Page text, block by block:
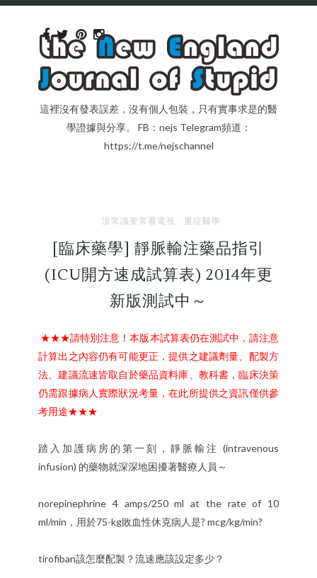
這裡沒有發表誤差，沒有個人包裝，只有實事求是的醫
學證據與分享。 FB：nejs Telegram頻道：
https://t.me/nejschannel
沒常識要常看電視 重症醫學
[臨床藥學] 靜脈輸注藥品指引
(ICU開方速成試算表) 2014年更
新版測試中～
★★★請特別注意！本版本試算表仍在測試中，請注意
計算出之內容仍有可能更正，提供之建議劑量、配製方
法、建議流速皆取自於藥品資料庫、教科書，臨床決策
仍需跟據病人實際狀況考量，在此所提供之資訊僅供參
考用途★★★
踏入加護病房的第一刻，靜脈輸注 (intravenous
infusion) 的藥物就深深地困擾著醫療人員～
norepinephrine 4 amps/250 ml at the rate of 10
ml/min，用於75-kg敗血性休克病人是? mcg/kg/min?
tirofiban該怎麼配製？流速應該設定多少？